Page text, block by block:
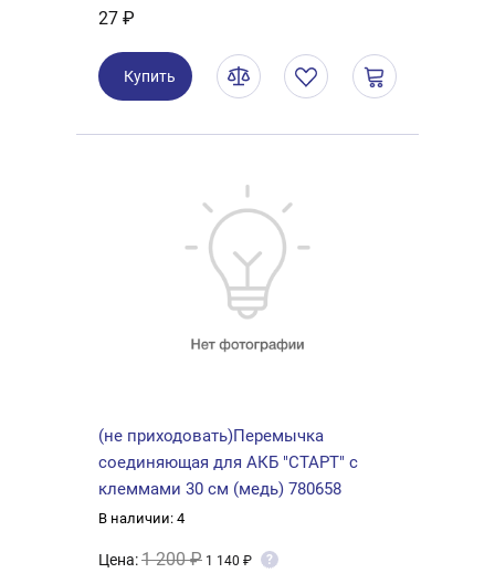
27 ₽
Купить
(не приходовать)Перемычка
соединяющая для АКБ "СТАРТ" с
клеммами 30 см (медь) 780658
В наличии: 4
Цена:1 200 ₽ 1 140 ₽ ?